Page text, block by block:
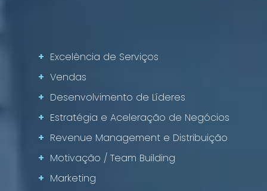
+ Excelência de Serviços
+ Vendas
+ Desenvolvimento de Líderes
+ Estratégia e Aceleração de Negócios
+ Revenue Management e Distribuição
+ Motivação / Team Building
+ Marketing